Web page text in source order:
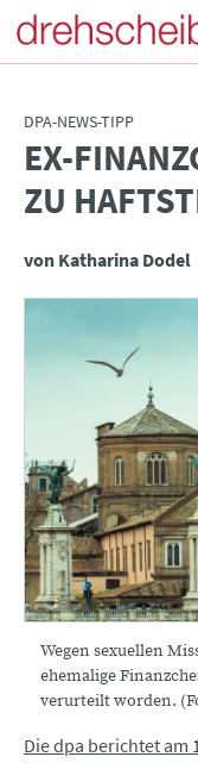
DPA-NEWS-TIPP
:EX-
ZU
von Katharina Dodel
Wegen sexuellen
ehemalige
verurteilt worden.
Die dpa berichtet am